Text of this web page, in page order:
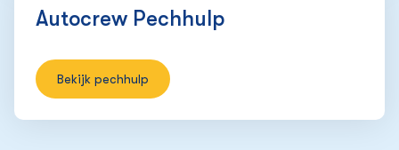
Autocrew Pechhulp
Bekijk pechhulp